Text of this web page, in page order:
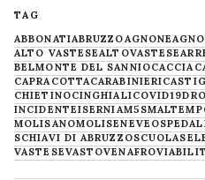
TAG
ABBONATIABRUZZOAGNONE
ALTO VASTESEALTOVASTESE
BELMONTE DEL SANNIOCACCIA
CAPRACOTTACARABINIERI
CHIETINOCINGHIALICOVID19
INCIDENTEISERNIAM5S
MOLISANOMOLISENEVE
SCHIAVI DI ABRUZZOSCUOLA
VASTESEVASTOVENAFRO